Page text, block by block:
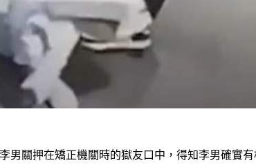
關押在矯正機關時的獄友口中，得知李男確實